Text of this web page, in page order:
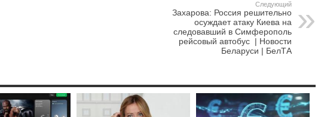
Следующий
Захарова: Россия решительно
осуждает атаку Киева на
следовавший в Симферополь
рейсовый автобус | Новости
Беларуси | БелТА